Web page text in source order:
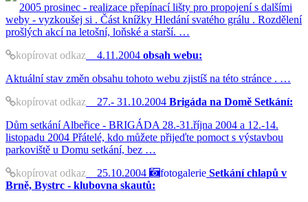
2005 prosinec - realizace přepínací lišty pro propojení s dalšími
weby - vyzkoušej si . Část knížky Hledání svatého grálu . Rozdělení
prošlých akcí na letošní, loňské a starší. …
kopírovat odkaz 4.11.2004 obsah webu:
Aktuální stav změn obsahu tohoto webu zjistíš na této stránce . …
kopírovat odkaz 27.- 31.10.2004 Brigáda na Domě Setkání:
Dům setkání Albeřice - BRIGÁDA 28.-31.října 2004 a 12.-14.
listopadu 2004 Přátelé, kdo můžete přijeďte pomoct s výstavbou
parkoviště u Domu setkání, bez …
kopírovat odkaz 25.10.2004 fotogalerie Setkání chlapů v
Brně, Bystrc - klubovna skautů: